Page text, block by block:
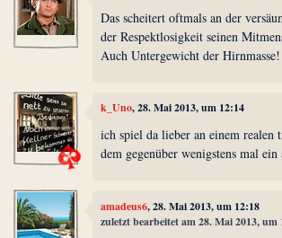
Das scheitert oftmals an der
der Respektlosigkeit seinen
Auch Untergewicht der Hirnmasse!
k_Uno, 28. Mai 2013, um 12:14
ich spiel da lieber an einem realen
dem gegenüber wenigstens mal ein
amadeus6, 28. Mai 2013, um 12:18
zuletzt bearbeitet am 28. Mai 2013, um